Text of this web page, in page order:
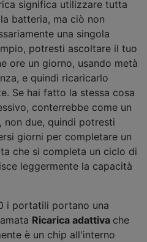
significa utilizzare tutta
batteria, ma ciò non
una singola
potresti ascoltare il tuo
ore un giorno, usando metà
e quindi ricaricarlo
Se hai fatto la stessa cosa
conterrebbe come un
non due, quindi potresti
giorni per completare un
che si completa un ciclo di
leggermente la capacità
i portatili portano una
Ricarica adattiva che
è un chip all'interno